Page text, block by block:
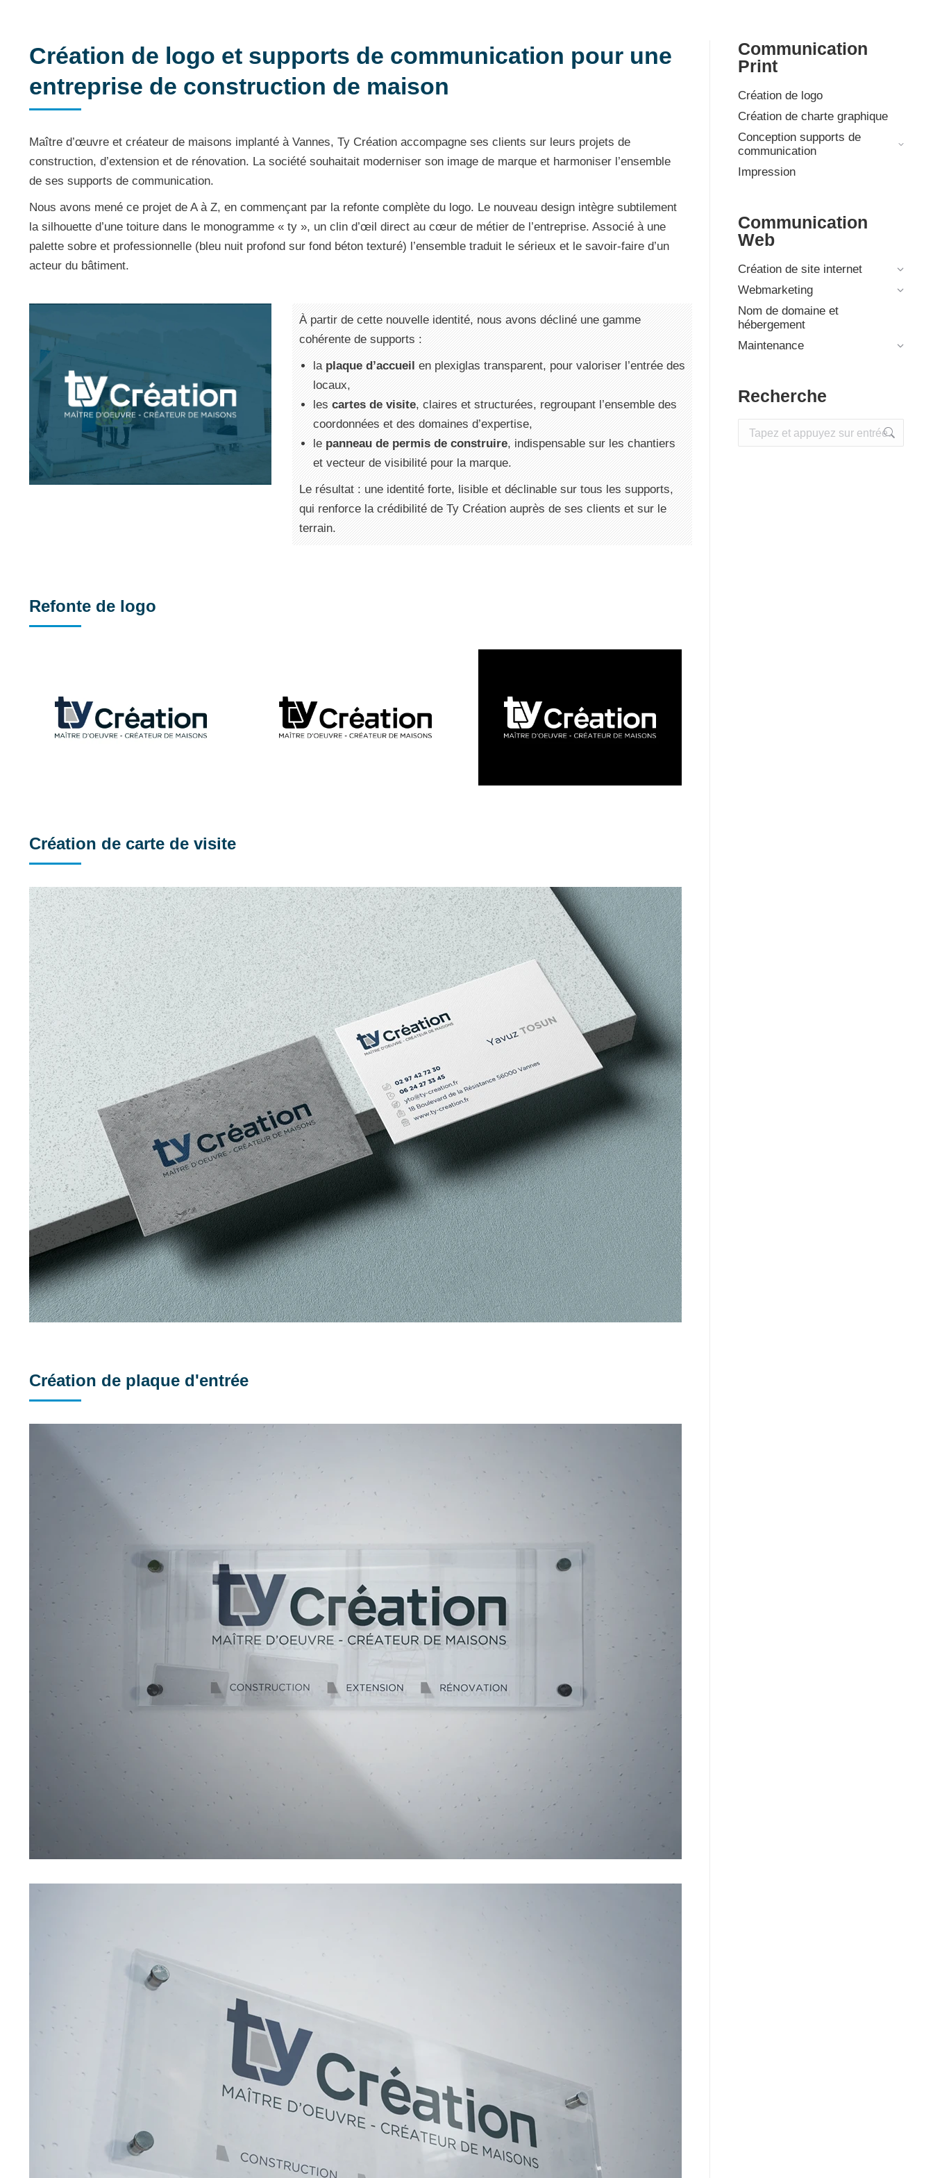
Création de logo et supports de communication pour une
entreprise de construction de maison
Maître d’œuvre et créateur de maisons implanté à Vannes, Ty Création accompagne ses clients sur leurs projets de
construction, d’extension et de rénovation. La société souhaitait moderniser son image de marque et harmoniser l’ensemble
de ses supports de communication.
Nous avons mené ce projet de A à Z, en commençant par la refonte complète du logo. Le nouveau design intègre subtilement
la silhouette d’une toiture dans le monogramme « ty », un clin d’œil direct au cœur de métier de l’entreprise. Associé à une
palette sobre et professionnelle (bleu nuit profond sur fond béton texturé) l’ensemble traduit le sérieux et le savoir-faire d’un
acteur du bâtiment.
À partir de cette nouvelle identité, nous avons décliné une gamme
cohérente de supports :
la plaque d’accueil en plexiglas transparent, pour valoriser l’entrée des
locaux,
les cartes de visite, claires et structurées, regroupant l’ensemble des
coordonnées et des domaines d’expertise,
le panneau de permis de construire, indispensable sur les chantiers
et vecteur de visibilité pour la marque.
Le résultat : une identité forte, lisible et déclinable sur tous les supports,
qui renforce la crédibilité de Ty Création auprès de ses clients et sur le
terrain.
Refonte de logo
Création de carte de visite
Création de plaque d'entrée
Communication
Print
Création de logo
Création de charte graphique
Conception supports de
communication
Impression
Communication
Web
Création de site internet
Webmarketing
Nom de domaine et
hébergement
Maintenance
Recherche
Recherche